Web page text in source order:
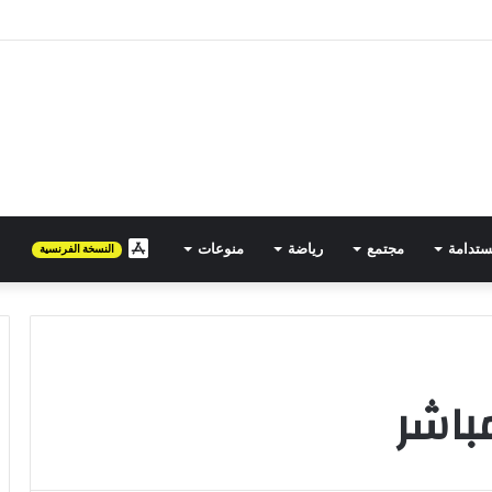
مجتمع رياضة منوعات FRالنسخة الفرنسية